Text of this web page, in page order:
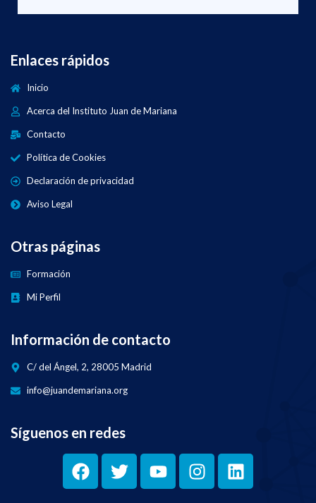
Enlaces rápidos
Inicio
Acerca del Instituto Juan de Mariana
Contacto
Política de Cookies
Declaración de privacidad
Aviso Legal
Otras páginas
Formación
Mi Perfil
Información de contacto
C/ del Ángel, 2, 28005 Madrid
info@juandemariana.org
Síguenos en redes